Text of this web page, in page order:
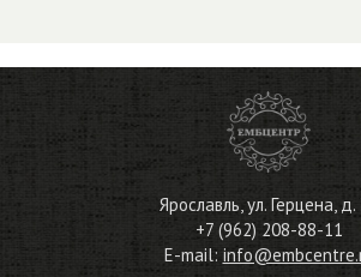
Ярославль,ул. Герцена, д.
+7 (962) 208-88-11
E-mail: